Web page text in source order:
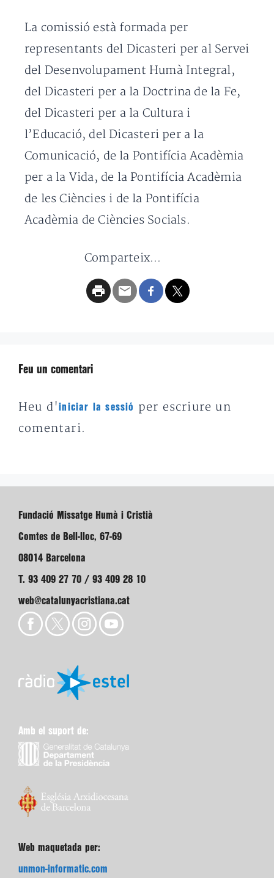
La comissió està formada per
representants del Dicasteri per al Servei
del Desenvolupament Humà Integral,
del Dicasteri per a la Doctrina de la Fe,
del Dicasteri per a la Cultura i
l’Educació, del Dicasteri per a la
Comunicació, de la Pontifícia Acadèmia
per a la Vida, de la Pontifícia Acadèmia
de les Ciències i de la Pontifícia
Acadèmia de Ciències Socials.
Comparteix...
Feu un comentari
Heu d'iniciar la sessió
per escriure un
comentari.
Fundació Missatge Humà i Cristià
Comtes de Bell-lloc, 67-69
08014 Barcelona
T. 93 409 27 70 / 93 409 28 10
web@catalunyacristiana.cat
Amb el suport de:
Web maquetada per:
unmon-informatic.com